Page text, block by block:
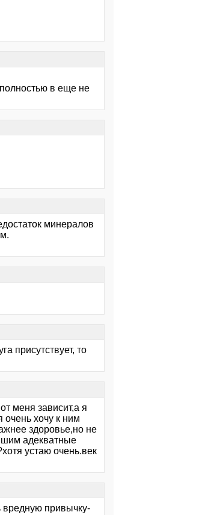
в еще не
минералов
присутствует, то
меня зависит,а я
очень хочу к ним
здоровье,но не
адекватные
устаю очень.век
вредную привычку-